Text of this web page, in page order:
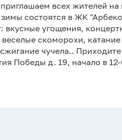
всех жителей
состоятся в ЖК
вкусные угощения,
скоморохи,
чучела..
Победы д. 19, начало в